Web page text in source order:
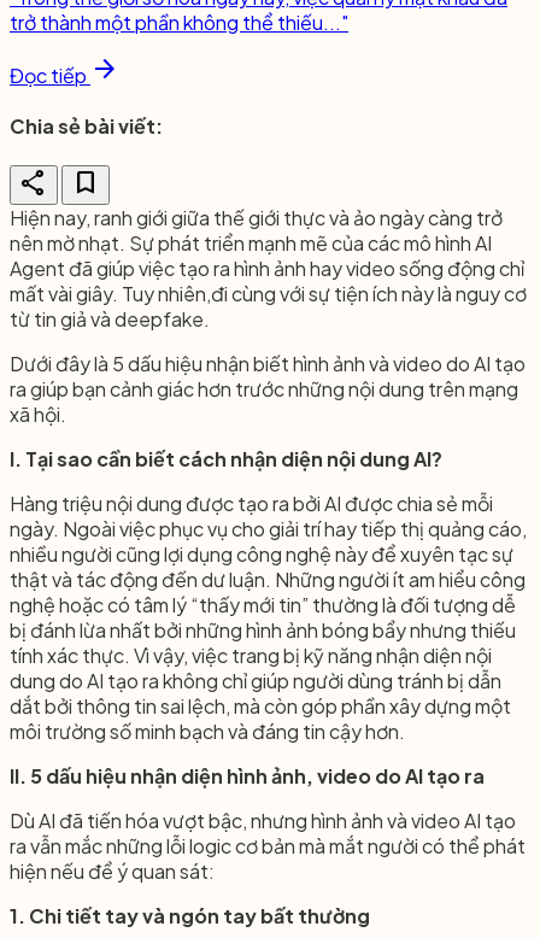
trở thành một phần không thể thiếu..."
Đọc tiếp arrow_forward
Chia sẻ bài viết:
share bookmark
Hiện nay, ranh giới giữa thế giới thực và ảo ngày càng trở
nên mờ nhạt. Sự phát triển mạnh mẽ của các mô hình AI
Agent đã giúp việc tạo ra hình ảnh hay video sống động chỉ
mất vài giây. Tuy nhiên,đi cùng với sự tiện ích này là nguy cơ
từ tin giả và deepfake.
Dưới đây là 5 dấu hiệu nhận biết hình ảnh và video do AI tạo
ra giúp bạn cảnh giác hơn trước những nội dung trên mạng
xã hội.
I. Tại sao cần biết cách nhận diện nội dung AI?
Hàng triệu nội dung được tạo ra bởi AI được chia sẻ mỗi
ngày. Ngoài việc phục vụ cho giải trí hay tiếp thị quảng cáo,
nhiều người cũng lợi dụng công nghệ này để xuyên tạc sự
thật và tác động đến dư luận. Những người ít am hiểu công
nghệ hoặc có tâm lý “thấy mới tin” thường là đối tượng dễ
bị đánh lừa nhất bởi những hình ảnh bóng bẩy nhưng thiếu
tính xác thực. Vì vậy, việc trang bị kỹ năng nhận diện nội
dung do AI tạo ra không chỉ giúp người dùng tránh bị dẫn
dắt bởi thông tin sai lệch, mà còn góp phần xây dựng một
môi trường số minh bạch và đáng tin cậy hơn.
II. 5 dấu hiệu nhận diện hình ảnh, video do AI tạo ra
Dù AI đã tiến hóa vượt bậc, nhưng hình ảnh và video AI tạo
ra vẫn mắc những lỗi logic cơ bản mà mắt người có thể phát
hiện nếu để ý quan sát:
1. Chi tiết tay và ngón tay bất thường